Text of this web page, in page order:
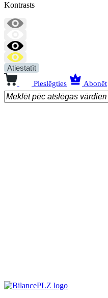
Kontrasts
Atiestatīt
Pieslēgties Abonēt